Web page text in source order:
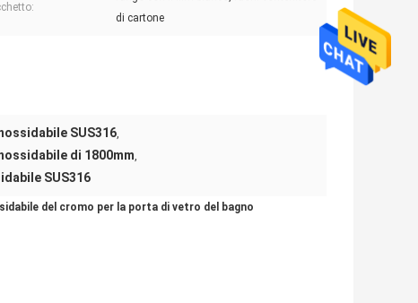
di cartone
SUS316,
di 1800mm,
SUS316
del cromo per la porta di vetro del bagno